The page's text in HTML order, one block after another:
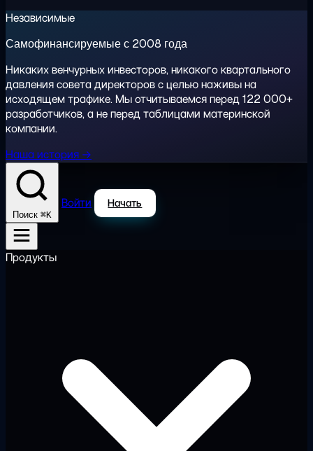
Независимые
Самофинансируемые с 2008 года
Никаких венчурных инвесторов, никакого квартального
давления совета директоров с целью наживы на
исходящем трафике. Мы отчитываемся перед 122 000+
разработчиков, а не перед таблицами материнской
компании.
Наша история →
Поиск ⌘K
Войти Начать
Продукты